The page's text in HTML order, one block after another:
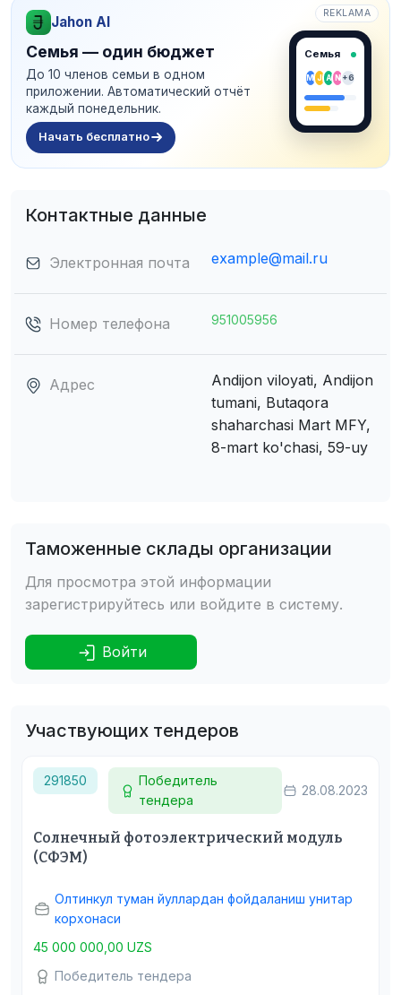
REKLAMA
Jahon AI
Семья — один бюджет
До 10 членов семьи в одном
приложении. Автоматический отчёт
каждый понедельник.
Начать бесплатно
Семья
M J A N+6
Контактные данные
Электронная почта example@mail.ru
Номер телефона 951005956
Адрес
Andijon viloyati, Andijon
tumani, Butaqora
shaharchasi Mart MFY,
8-mart ko'chasi, 59-uy
Таможенные склады организации
Для просмотра этой информации
зарегистрируйтесь или войдите в систему.
Войти
Участвующих тендеров
291850
Победитель
тендера
28.08.2023
Солнечный фотоэлектрический модуль
(СФЭМ)
Олтинкул туман йуллардан фойдаланиш унитар
корхонаси
45 000 000,00 UZS
Победитель тендера